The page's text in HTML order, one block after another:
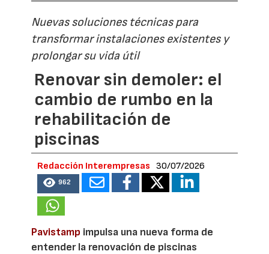
Nuevas soluciones técnicas para
transformar instalaciones existentes y
prolongar su vida útil
Renovar sin demoler: el
cambio de rumbo en la
rehabilitación de
piscinas
Redacción Interempresas 30/07/2026
962
Pavistamp impulsa una nueva forma de
entender la renovación de piscinas